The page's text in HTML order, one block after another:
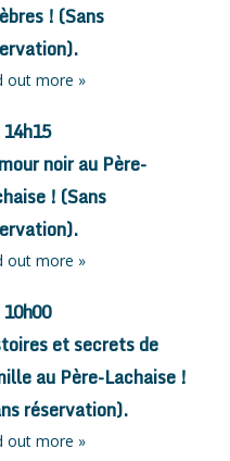
! (Sans
out more »
14h15
noir au Père-
! (Sans
out more »
10h00
et secrets de
au Père-Lachaise !
réservation).
out more »